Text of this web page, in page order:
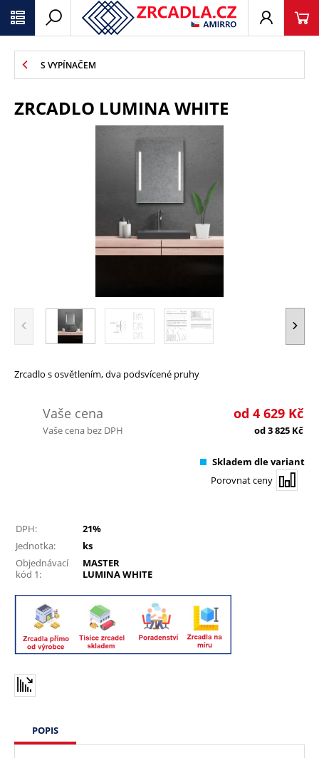
S VYPÍNAČEM
ZRCADLO LUMINA WHITE
Zrcadlo s osvětlením, dva podsvícené pruhy
Vaše cena od 4 629 Kč
Vaše cena bez DPH od3 825 Kč
Skladem dle variant
Porovnat ceny
DPH:
21%
Jednotka:
ks
Objednávací
kód 1:
MASTER
LUMINA WHITE
POPIS